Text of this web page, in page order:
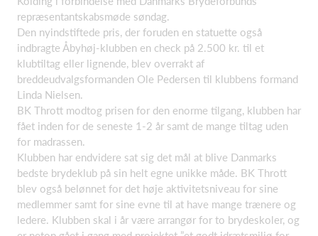
repræsentantskabsmøde søndag.
Den nyindstiftede pris, der foruden en statuette også
indbragte Åbyhøj-klubben en check på 2.500 kr. til et
klubtiltag eller lignende, blev overrakt af
breddeudvalgsformanden Ole Pedersen til klubbens formand
Linda Nielsen.
BK Thrott modtog prisen for den enorme tilgang, klubben har
fået inden for de seneste 1-2 år samt de mange tiltag uden
for madrassen.
Klubben har endvidere sat sig det mål at blive Danmarks
bedste brydeklub på sin helt egne unikke måde. BK Thrott
blev også belønnet for det høje aktivitetsniveau for sine
medlemmer samt for sine evne til at have mange trænere og
ledere. Klubben skal i år være arrangør for to brydeskoler, og